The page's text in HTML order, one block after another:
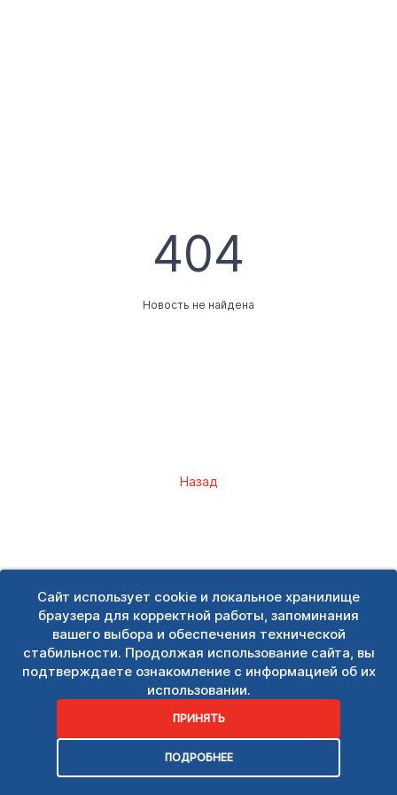
Сайт использует cookie и локальное хранилище
браузера для корректной работы, запоминания
вашего выбора и обеспечения технической
стабильности. Продолжая использование сайта, вы
подтверждаете ознакомление с информацией об их
использовании.
ПРИНЯТЬ
ПОДРОБНЕЕ
404
Новость не найдена
Назад